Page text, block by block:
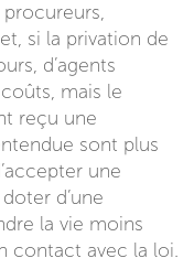
si la privation de
d’agents
mais le
reçu une
sont plus
une
d’une
la vie moins
contact avec la loi.